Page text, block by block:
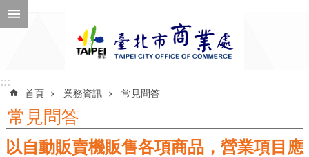
跳到主要內容區塊
公
::::::
首頁 業務資訊 常見問答
常見問答
以自動販賣機販售各項商品，營業項目應